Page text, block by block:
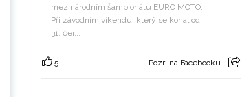
mezinárodním šampionátu EURO MOTO.
Při závodním víkendu, který se konal od
31. čer...
5 Pozri na Facebooku